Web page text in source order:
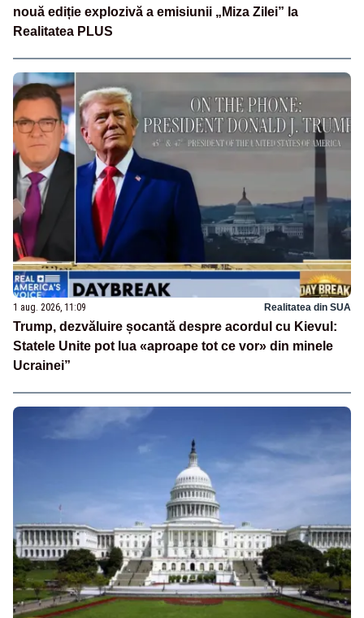
nouă ediție explozivă a emisiunii „Miza Zilei” la
Realitatea PLUS
1 aug. 2026, 11:09 Realitatea din SUA
Trump, dezvăluire șocantă despre acordul cu Kievul:
Statele Unite pot lua «aproape tot ce vor» din minele
Ucrainei”